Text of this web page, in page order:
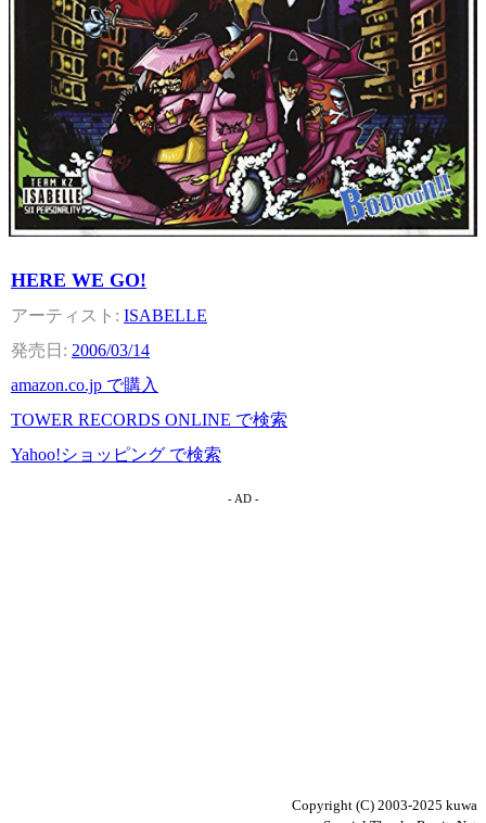
HERE WE GO!
ISABELLE
2006/03/14
amazon.co.jp で購入
TOWER RECORDS ONLINE で検索
Yahoo!ショッピング で検索
- AD -
Copyright (C) 2003-2025 kuwa